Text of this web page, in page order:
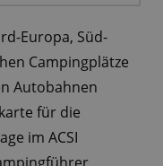
Europa, Süd-
Campingplätze
Autobahnen
für die
im ACSI